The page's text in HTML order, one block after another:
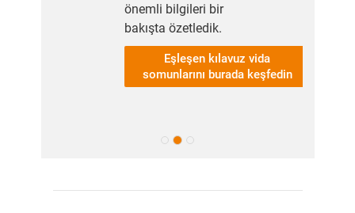
önemli bilgileri bir
bakışta özetledik.
Eşleşen kılavuz vida
somunlarını burada keşfedin